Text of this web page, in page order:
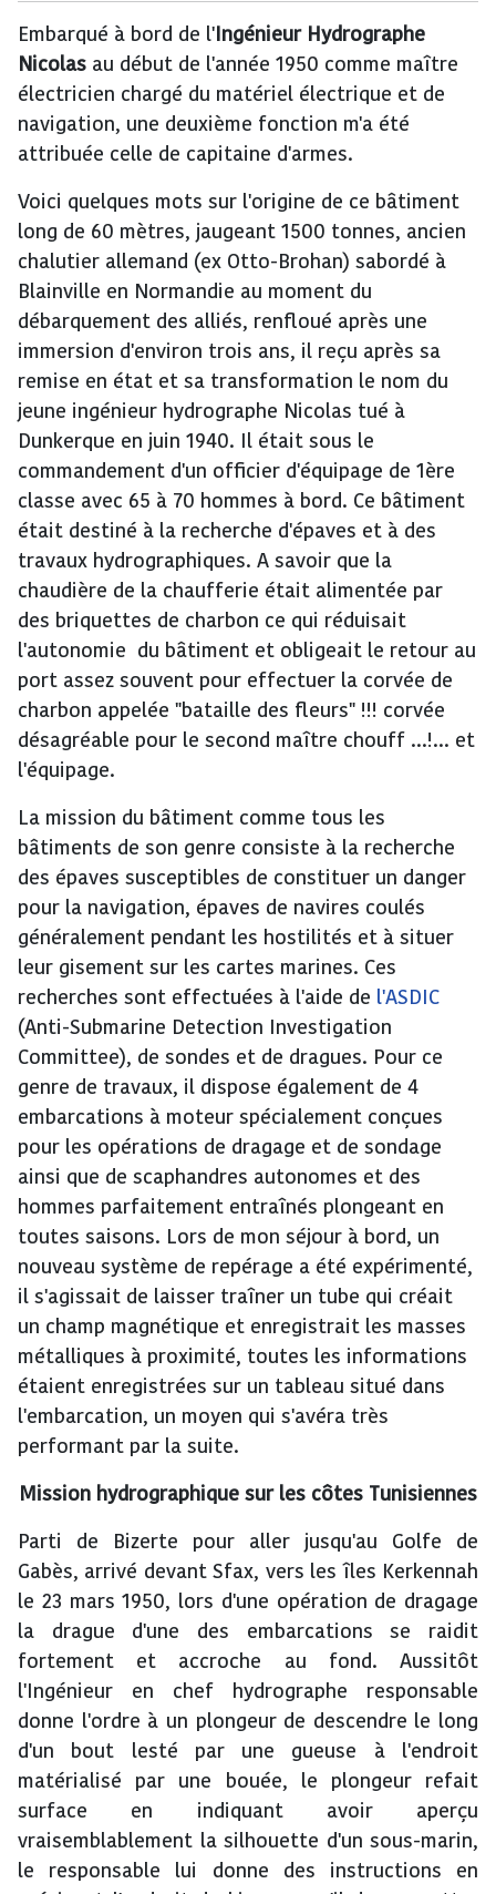
Embarqué à bord de l'Ingénieur Hydrographe
Nicolas au début de l'année 1950 comme maître
électricien chargé du matériel électrique et de
navigation, une deuxième fonction m'a été
attribuée celle de capitaine d'armes.
Voici quelques mots sur l'origine de ce bâtiment
long de 60 mètres, jaugeant 1500 tonnes, ancien
chalutier allemand (ex Otto-Brohan) sabordé à
Blainville en Normandie au moment du
débarquement des alliés, renfloué après une
immersion d'environ trois ans, il reçu après sa
remise en état et sa transformation le nom du
jeune ingénieur hydrographe Nicolas tué à
Dunkerque en juin 1940. Il était sous le
commandement d'un officier d'équipage de 1ère
classe avec 65 à 70 hommes à bord. Ce bâtiment
était destiné à la recherche d'épaves et à des
travaux hydrographiques. A savoir que la
chaudière de la chaufferie était alimentée par
des briquettes de charbon ce qui réduisait
l'autonomie du bâtiment et obligeait le retour au
port assez souvent pour effectuer la corvée de
charbon appelée "bataille des fleurs" !!! corvée
désagréable pour le second maître chouff ...!... et
l'équipage.
La mission du bâtiment comme tous les
bâtiments de son genre consiste à la recherche
des épaves susceptibles de constituer un danger
pour la navigation, épaves de navires coulés
généralement pendant les hostilités et à situer
leur gisement sur les cartes marines. Ces
recherches sont effectuées à l'aide de l'ASDIC
(Anti-Submarine Detection Investigation
Committee), de sondes et de dragues. Pour ce
genre de travaux, il dispose également de 4
embarcations à moteur spécialement conçues
pour les opérations de dragage et de sondage
ainsi que de scaphandres autonomes et des
hommes parfaitement entraînés plongeant en
toutes saisons. Lors de mon séjour à bord, un
nouveau système de repérage a été expérimenté,
il s'agissait de laisser traîner un tube qui créait
un champ magnétique et enregistrait les masses
métalliques à proximité, toutes les informations
étaient enregistrées sur un tableau situé dans
l'embarcation, un moyen qui s'avéra très
performant par la suite.
Mission hydrographique sur les côtes Tunisiennes
Parti de Bizerte pour aller jusqu'au Golfe de
Gabès, arrivé devant Sfax, vers les îles Kerkennah
le 23 mars 1950, lors d'une opération de dragage
la drague d'une des embarcations se raidit
fortement et accroche au fond. Aussitôt
l'Ingénieur en chef hydrographe responsable
donne l'ordre à un plongeur de descendre le long
d'un bout lesté par une gueuse à l'endroit
matérialisé par une bouée, le plongeur refait
surface en indiquant avoir aperçu
vraisemblablement la silhouette d'un sous-marin,
le responsable lui donne des instructions en